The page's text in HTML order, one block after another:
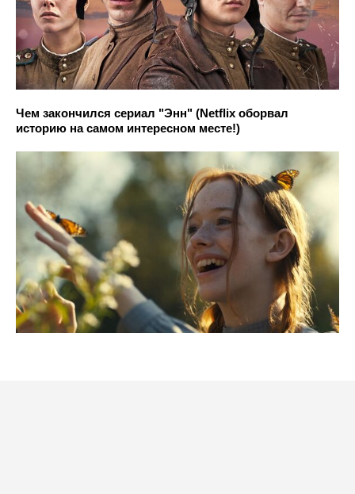
Чем закончился сериал "Энн" (Netflix оборвал
историю на самом интересном месте!)